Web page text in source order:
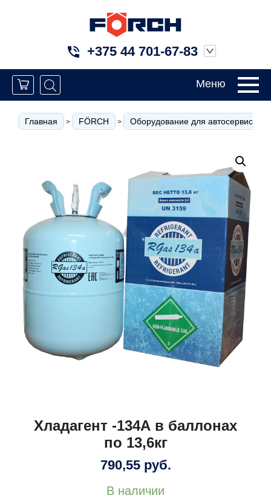
+375 44 701-67-83
Меню
Главная > FÖRCH > Оборудование для автосервиса
Хладагент -134А в баллонах
по 13,6кг
790,55 руб.
В наличии